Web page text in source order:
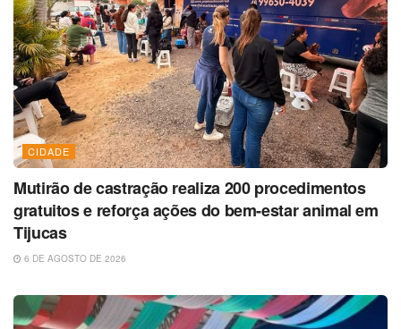
CIDADE
Mutirão de castração realiza 200 procedimentos
gratuitos e reforça ações do bem-estar animal em
Tijucas
6 DE AGOSTO DE 2026